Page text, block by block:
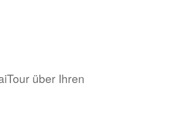
über Ihren